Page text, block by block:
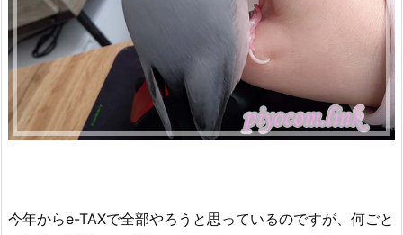
今年からe-TAXで全部やろうと思っているのですが、何ごと